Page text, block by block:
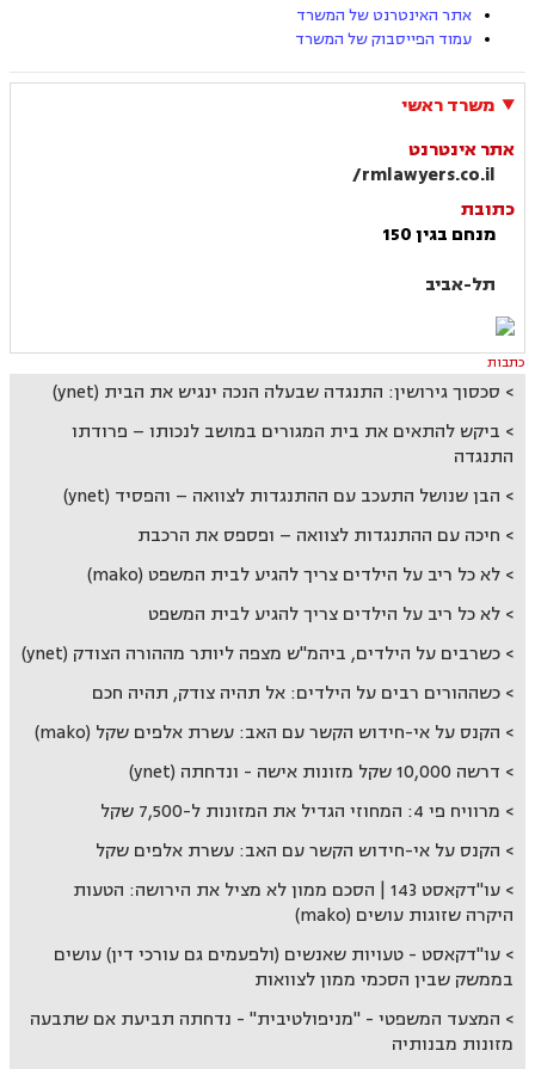
אתר האינטרנט של המשרד
עמוד הפייסבוק של המשרד
משרד ראשי
אתר אינטרנט
rmlawyers.co.il/
כתובת
מנחם בגין 150
תל-אביב
כתבות
סכסוך גירושין: התנגדה שבעלה הנכה ינגיש את הבית (ynet)
ביקש להתאים את בית המגורים במושב לנכותו – פרודתו
התנגדה
הבן שנושל התעכב עם ההתנגדות לצוואה – והפסיד (ynet)
חיכה עם ההתנגדות לצוואה – ופספס את הרכבת
לא כל ריב על הילדים צריך להגיע לבית המשפט (mako)
לא כל ריב על הילדים צריך להגיע לבית המשפט
כשרבים על הילדים, ביהמ"ש מצפה ליותר מההורה הצודק (ynet)
כשההורים רבים על הילדים: אל תהיה צודק, תהיה חכם
הקנס על אי-חידוש הקשר עם האב: עשרת אלפים שקל (mako)
דרשה 10,000 שקל מזונות אישה - ונדחתה (ynet)
מרוויח פי 4: המחוזי הגדיל את המזונות ל-7,500 שקל
הקנס על אי-חידוש הקשר עם האב: עשרת אלפים שקל
עו"דקאסט 143 | הסכם ממון לא מציל את הירושה: הטעות
היקרה שזוגות עושים (mako)
עו"דקאסט - טעויות שאנשים (ולפעמים גם עורכי דין) עושים
בממשק שבין הסכמי ממון לצוואות
המצעד המשפטי - "מניפולטיבית" - נדחתה תביעת אם שתבעה
מזונות מבנותיה